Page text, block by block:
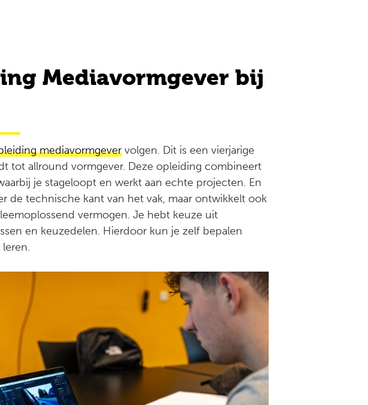
Mediavormgever bij
mediavormgevervolgen. Dit is een vierjarige
tot allround vormgever. Deze opleiding combineert
je stageloopt en werkt aan echte projecten. En
de technische kant van het vak, maar ontwikkelt ook
vermogen. Je hebt keuze uit
en keuzedelen. Hierdoor kun je zelf bepalen